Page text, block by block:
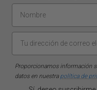
Proporcionamos información
datos en nuestra política de